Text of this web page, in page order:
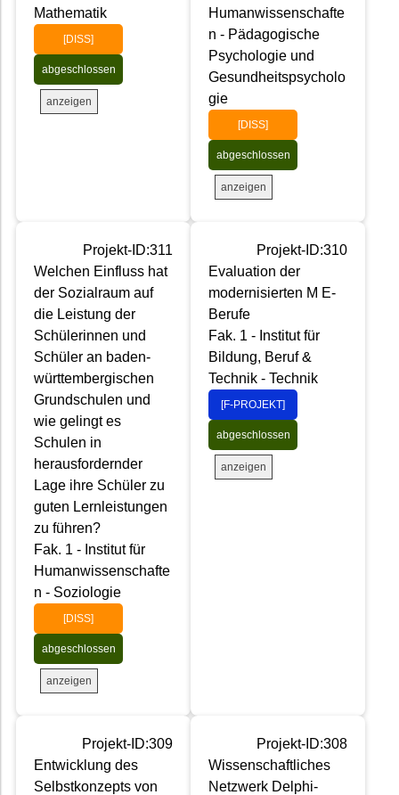
Mathematik
[DISS]
abgeschlossen
anzeigen
Humanwissenschafte
n - Pädagogische
Psychologie und
Gesundheitspsycholo
gie
[DISS]
abgeschlossen
anzeigen
Projekt-ID:311
Welchen Einfluss hat
der Sozialraum auf
die Leistung der
Schülerinnen und
Schüler an baden-
württembergischen
Grundschulen und
wie gelingt es
Schulen in
herausfordernder
Lage ihre Schüler zu
guten Lernleistungen
zu führen?
Fak. 1 - Institut für
Humanwissenschafte
n - Soziologie
[DISS]
abgeschlossen
anzeigen
Projekt-ID:310
Evaluation der
modernisierten M E-
Berufe
Fak. 1 - Institut für
Bildung, Beruf &
Technik - Technik
[F-PROJEKT]
abgeschlossen
anzeigen
Projekt-ID:309
Entwicklung des
Selbstkonzepts von
Projekt-ID:308
Wissenschaftliches
Netzwerk Delphi-